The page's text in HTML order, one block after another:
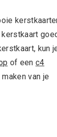
kun
of een c4
van je